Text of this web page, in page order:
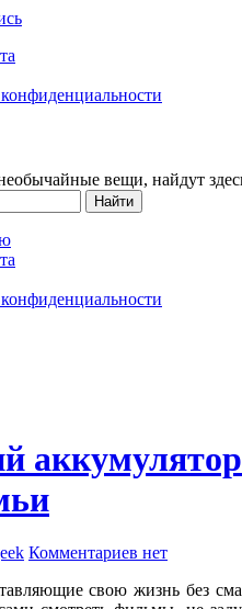
вещи, найдут
Комментариев нет
свою жизнь без